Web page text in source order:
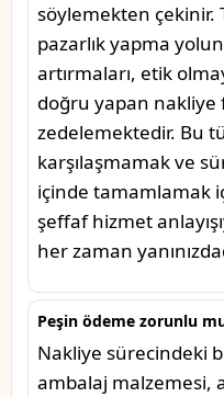
söylemekten çekinir.
pazarlık yapma
artırmaları, etik
doğru yapan nakliye
zedelemektedir. Bu
karşılaşmamak ve
içinde tamamlamak
şeffaf hizmet
her zaman
Peşin ödeme zorunlu
Nakliye sürecindeki
ambalaj malzemesi,